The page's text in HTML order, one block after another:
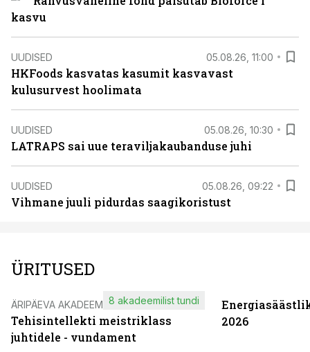
kasvu
UUDISED 05.08.26, 11:00
HKFoods kasvatas kasumit kasvavast
kulusurvest hoolimata
UUDISED 05.08.26, 10:30
LATRAPS sai uue teraviljakaubanduse juhi
UUDISED 05.08.26, 09:22
Vihmane juuli pidurdas saagikoristust
ÜRITUSED
ÄRIPÄEVA AKADEEMIA
Tehisintellekti meistriklass
juhtidele - vundament
8 akadeemilist tundi
2026